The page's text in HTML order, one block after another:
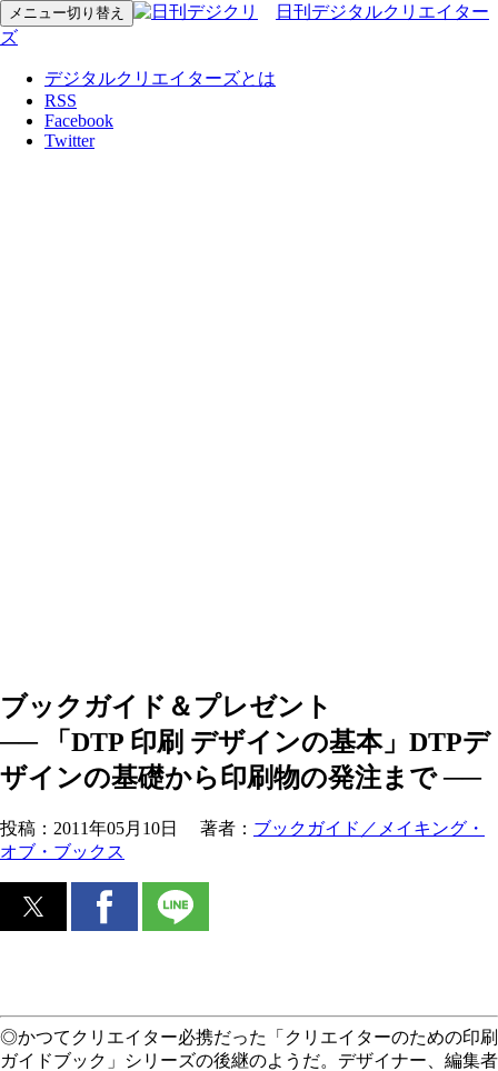
メニュー切り替え
日刊デジタルクリエイター
ズ
デジタルクリエイターズとは
RSS
Facebook
Twitter
ブックガイド＆プレゼント
── 「DTP 印刷 デザインの基本」DTPデ
ザインの基礎から印刷物の発注まで ──
投稿： 2011年05月10日 著者： ブックガイド／メイキング・
オブ・ブックス
◎かつてクリエイター必携だった「クリエイターのための印刷
ガイドブック」シリーズの後継のようだ。デザイナー、編集者